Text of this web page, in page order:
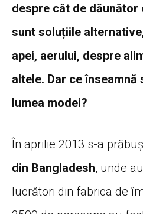
despre cât de
sunt soluțiile
apei, aerului, despre
altele. Dar ce
lumea modei?
În aprilie 2013 s-a
din Bangladesh, unde
lucrători din fabrica de